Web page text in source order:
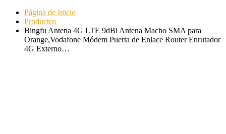
Página de Inicio
Productos
Bingfu Antena 4G LTE 9dBi Antena Macho SMA para
Orange,Vodafone Módem Puerta de Enlace Router Enrutador
4G Externo…